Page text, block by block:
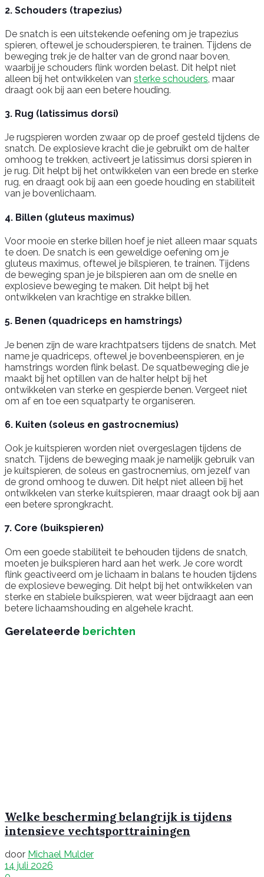
2. Schouders (trapezius)
De snatch is een uitstekende oefening om je trapezius
spieren, oftewel je schouderspieren, te trainen. Tijdens de
beweging trek je de halter van de grond naar boven,
waarbij je schouders flink worden belast. Dit helpt niet
alleen bij het ontwikkelen van sterke schouders, maar
draagt ook bij aan een betere houding.
3. Rug (latissimus dorsi)
Je rugspieren worden zwaar op de proef gesteld tijdens de
snatch. De explosieve kracht die je gebruikt om de halter
omhoog te trekken, activeert je latissimus dorsi spieren in
je rug. Dit helpt bij het ontwikkelen van een brede en sterke
rug, en draagt ook bij aan een goede houding en stabiliteit
van je bovenlichaam.
4. Billen (gluteus maximus)
Voor mooie en sterke billen hoef je niet alleen maar squats
te doen. De snatch is een geweldige oefening om je
gluteus maximus, oftewel je bilspieren, te trainen. Tijdens
de beweging span je je bilspieren aan om de snelle en
explosieve beweging te maken. Dit helpt bij het
ontwikkelen van krachtige en strakke billen.
5. Benen (quadriceps en hamstrings)
Je benen zijn de ware krachtpatsers tijdens de snatch. Met
name je quadriceps, oftewel je bovenbeenspieren, en je
hamstrings worden flink belast. De squatbeweging die je
maakt bij het optillen van de halter helpt bij het
ontwikkelen van sterke en gespierde benen. Vergeet niet
om af en toe een squatparty te organiseren.
6. Kuiten (soleus en gastrocnemius)
Ook je kuitspieren worden niet overgeslagen tijdens de
snatch. Tijdens de beweging maak je namelijk gebruik van
je kuitspieren, de soleus en gastrocnemius, om jezelf van
de grond omhoog te duwen. Dit helpt niet alleen bij het
ontwikkelen van sterke kuitspieren, maar draagt ook bij aan
een betere sprongkracht.
7. Core (buikspieren)
Om een goede stabiliteit te behouden tijdens de snatch,
moeten je buikspieren hard aan het werk. Je core wordt
flink geactiveerd om je lichaam in balans te houden tijdens
de explosieve beweging. Dit helpt bij het ontwikkelen van
sterke en stabiele buikspieren, wat weer bijdraagt aan een
betere lichaamshouding en algehele kracht.
Gerelateerde berichten
Welke bescherming belangrijk is tijdens
intensieve vechtsporttrainingen
door Michael Mulder
14 juli 2026